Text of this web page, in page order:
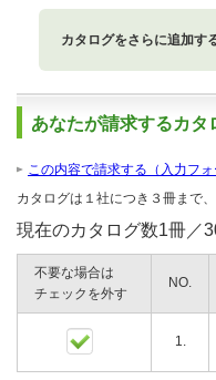
カタログをさらに追加す
あなたが請求するカタ
この内容で請求する（入力フォ
カタログは１社につき３冊まで
現在のカタログ数1冊／
不要な場合は
チェックを外す
NO.
1.